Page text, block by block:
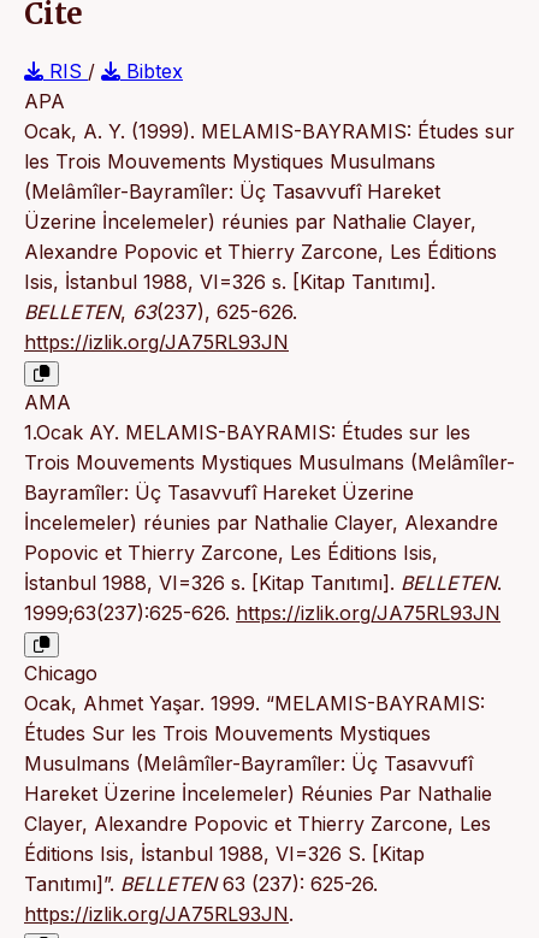
Cite
RIS /
Bibtex
APA
Ocak, A. Y. (1999). MELAMIS-BAYRAMIS: Études sur
les Trois Mouvements Mystiques Musulmans
(Melâmîler-Bayramîler: Üç Tasavvufî Hareket
Üzerine İncelemeler) réunies par Nathalie Clayer,
Alexandre Popovic et Thierry Zarcone, Les Éditions
Isis, İstanbul 1988, VI=326 s. [Kitap Tanıtımı].
BELLETEN, 63(237), 625-626.
https://izlik.org/JA75RL93JN
AMA
1.Ocak AY. MELAMIS-BAYRAMIS: Études sur les
Trois Mouvements Mystiques Musulmans (Melâmîler-
Bayramîler: Üç Tasavvufî Hareket Üzerine
İncelemeler) réunies par Nathalie Clayer, Alexandre
Popovic et Thierry Zarcone, Les Éditions Isis,
İstanbul 1988, VI=326 s. [Kitap Tanıtımı]. BELLETEN.
1999;63(237):625-626. https://izlik.org/JA75RL93JN
Chicago
Ocak, Ahmet Yaşar. 1999. “MELAMIS-BAYRAMIS:
Études Sur les Trois Mouvements Mystiques
Musulmans (Melâmîler-Bayramîler: Üç Tasavvufî
Hareket Üzerine İncelemeler) Réunies Par Nathalie
Clayer, Alexandre Popovic et Thierry Zarcone, Les
Éditions Isis, İstanbul 1988, VI=326 S. [Kitap
Tanıtımı]”. BELLETEN63 (237): 625-26.
https://izlik.org/JA75RL93JN.